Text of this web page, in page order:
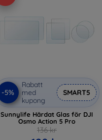
-5%
Rabatt
med
kupong
SMART5
Sunnylife Härdat Glas för DJI
Osmo Action 5 Pro
136 kr